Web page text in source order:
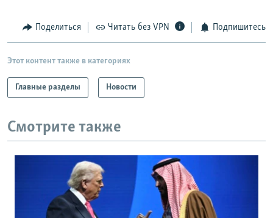
Все сайты РСЕ/РС
Поделиться Читать без VPN Подпишитесь
Этот контент также в категориях
Главные разделы Новости
Смотрите также